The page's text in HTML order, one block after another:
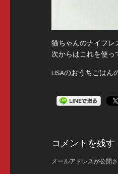
猫ちゃんのナイフレ
次からはこれを使
LISAのおうちごはん
コメントを残す
メールアドレスが公開